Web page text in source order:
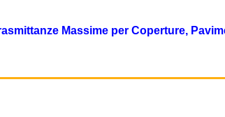
Massime per Coperture,